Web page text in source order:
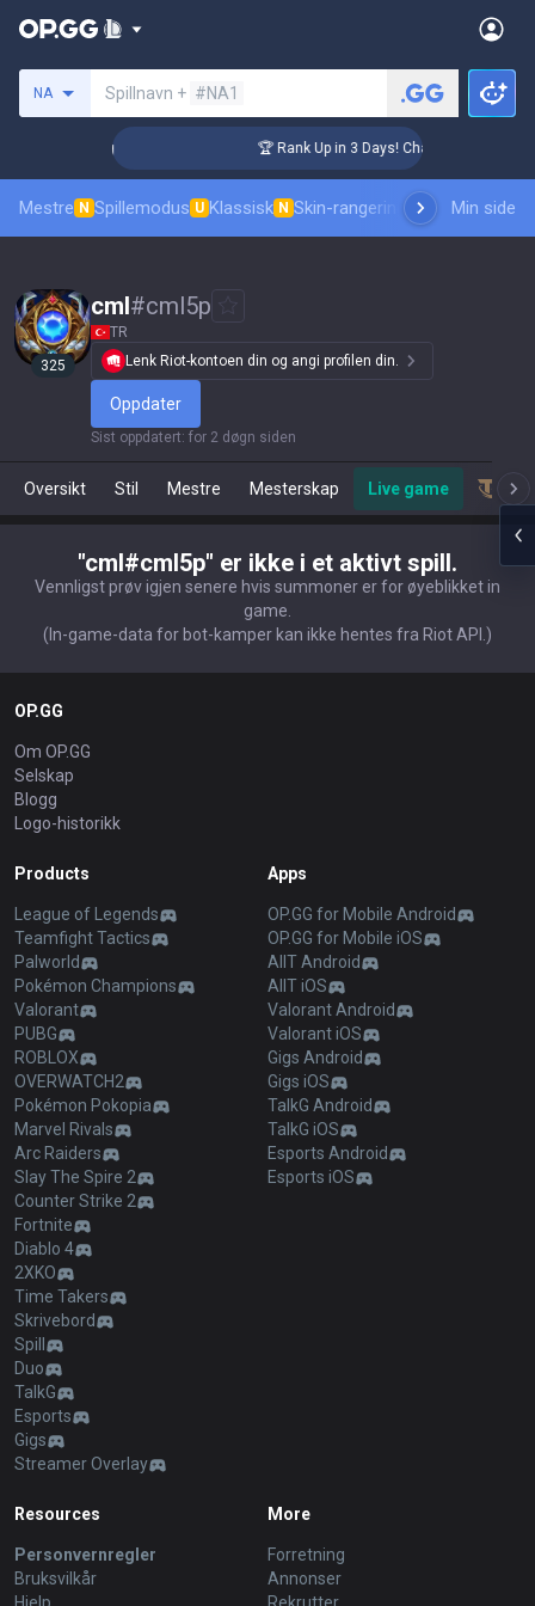
NA Spillnavn + #NA1
🏆 Rank Up in 3 Days! Challenger Coaching
Mestre N Spillemodus U Klassisk N Skin-rangeringRangeringer
Min side
325
cml#cml5p
TR
Lenk Riot-kontoen din og angi profilen din.
Oppdater
Sist oppdatert: for 2 døgn siden
Oversikt Stil Mestre Mesterskap Live game
"cml#cml5p" er ikke i et aktivt spill.
Vennligst prøv igjen senere hvis summoner er for øyeblikket in
game.
(In-game-data for bot-kamper kan ikke hentes fra Riot API.)
OP.GG
Om OP.GG
Selskap
Blogg
Logo-historikk
Products
League of Legends
Teamfight Tactics
Palworld
Pokémon Champions
Valorant
PUBG
ROBLOX
OVERWATCH2
Pokémon Pokopia
Marvel Rivals
Arc Raiders
Slay The Spire 2
Counter Strike 2
Fortnite
Diablo 4
2XKO
Time Takers
Skrivebord
Spill
Duo
TalkG
Esports
Gigs
Streamer Overlay
Apps
OP.GG for Mobile Android
OP.GG for Mobile iOS
AllT Android
AllT iOS
Valorant Android
Valorant iOS
Gigs Android
Gigs iOS
TalkG Android
TalkG iOS
Esports Android
Esports iOS
Resources
Personvernregler
Bruksvilkår
More
Forretning
Annonser